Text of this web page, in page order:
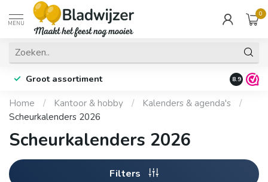
MENU
0
Groot assortiment Fysieke
8.9
Home / Kantoor & hobby / Kalenders & agenda's
/
Scheurkalenders 2026
Scheurkalenders 2026
Filters